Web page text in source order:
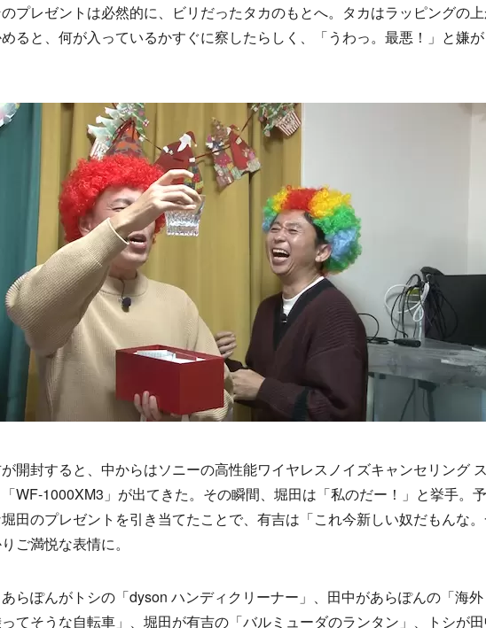
プレゼントは必然的に、ビリだったタカのもとへ。タカはラッピングの
ると、何が入っているかすぐに察したらしく、「うわっ。最悪！」と嫌
開封すると、中からはソニーの高性能ワイヤレスノイズキャンセリング
WF-1000XM3」が出てきた。その瞬間、堀田は「私のだー！」と挙手。
田のプレゼントを引き当てたことで、有吉は「これ今新しい奴だもんな
ご満悦な表情に。
らぽんがトシの「dyson ハンディクリーナー」、田中があらぽんの「海
てそうな自転車」、堀田が有吉の「バルミューダのランタン」、トシが